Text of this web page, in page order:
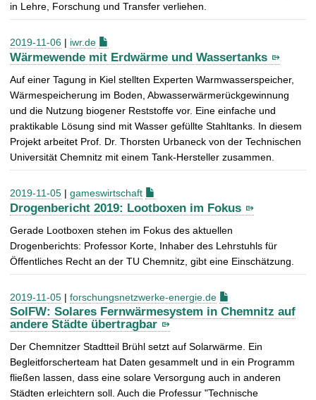
in Lehre, Forschung und Transfer verliehen.
2019-11-06 | iwr.de
Wärmewende mit Erdwärme und Wassertanks
Auf einer Tagung in Kiel stellten Experten Warmwasserspeicher,
Wärmespeicherung im Boden, Abwasserwärmerückgewinnung
und die Nutzung biogener Reststoffe vor. Eine einfache und
praktikable Lösung sind mit Wasser gefüllte Stahltanks. In diesem
Projekt arbeitet Prof. Dr. Thorsten Urbaneck von der Technischen
Universität Chemnitz mit einem Tank-Hersteller zusammen.
2019-11-05 | gameswirtschaft
Drogenbericht 2019: Lootboxen im Fokus
Gerade Lootboxen stehen im Fokus des aktuellen
Drogenberichts: Professor Korte, Inhaber des Lehrstuhls für
Öffentliches Recht an der TU Chemnitz, gibt eine Einschätzung.
2019-11-05 | forschungsnetzwerke-energie.de
SolFW: Solares Fernwärmesystem in Chemnitz auf
andere Städte übertragbar
Der Chemnitzer Stadtteil Brühl setzt auf Solarwärme. Ein
Begleitforscherteam hat Daten gesammelt und in ein Programm
fließen lassen, dass eine solare Versorgung auch in anderen
Städten erleichtern soll. Auch die Professur "Technische